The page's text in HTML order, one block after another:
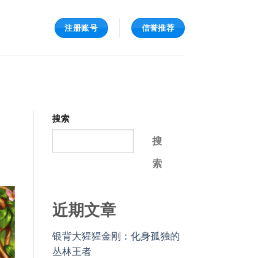
注册账号 信誉推荐
搜索
搜
索
近期文章
银背大猩猩金刚：化身孤独的
丛林王者